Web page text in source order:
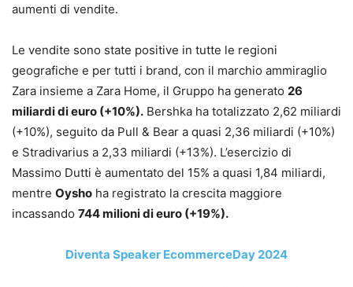
aumenti di vendite.
Le vendite sono state positive in tutte le regioni
geografiche e per tutti i brand, con il marchio ammiraglio
Zara insieme a Zara Home, il Gruppo ha generato 26
miliardi di euro (+10%). Bershka ha totalizzato 2,62 miliardi
(+10%), seguito da Pull & Bear a quasi 2,36 miliardi (+10%)
e Stradivarius a 2,33 miliardi (+13%). L’esercizio di
Massimo Dutti è aumentato del 15% a quasi 1,84 miliardi,
mentre Oysho ha registrato la crescita maggiore
incassando 744 milioni di euro (+19%).
Diventa Speaker EcommerceDay 2024